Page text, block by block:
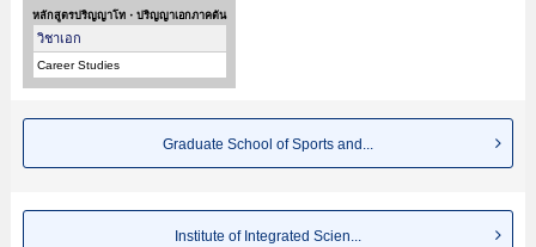
หลักสูตรปริญญาโท・ปริญญาเอกภาคต้น
วิชาเอก
Career Studies
Graduate School of Sports and...
Institute of Integrated Scien...